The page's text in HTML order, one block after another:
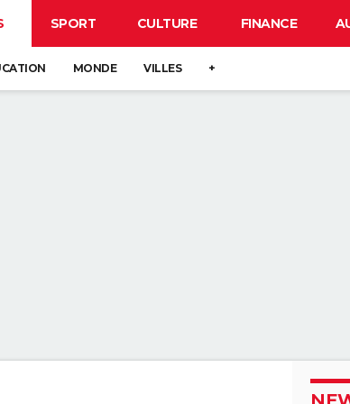
SPORT CULTURE FINANCE
MONDE VILLES +